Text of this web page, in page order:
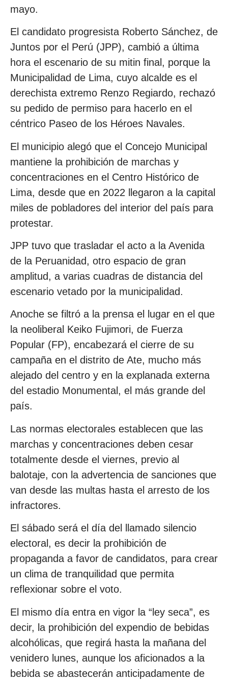
mayo.
El candidato progresista Roberto Sánchez, de
Juntos por el Perú (JPP), cambió a última
hora el escenario de su mitin final, porque la
Municipalidad de Lima, cuyo alcalde es el
derechista extremo Renzo Regiardo, rechazó
su pedido de permiso para hacerlo en el
céntrico Paseo de los Héroes Navales.
El municipio alegó que el Concejo Municipal
mantiene la prohibición de marchas y
concentraciones en el Centro Histórico de
Lima, desde que en 2022 llegaron a la capital
miles de pobladores del interior del país para
protestar.
JPP tuvo que trasladar el acto a la Avenida
de la Peruanidad, otro espacio de gran
amplitud, a varias cuadras de distancia del
escenario vetado por la municipalidad.
Anoche se filtró a la prensa el lugar en el que
la neoliberal Keiko Fujimori, de Fuerza
Popular (FP), encabezará el cierre de su
campaña en el distrito de Ate, mucho más
alejado del centro y en la explanada externa
del estadio Monumental, el más grande del
país.
Las normas electorales establecen que las
marchas y concentraciones deben cesar
totalmente desde el viernes, previo al
balotaje, con la advertencia de sanciones que
van desde las multas hasta el arresto de los
infractores.
El sábado será el día del llamado silencio
electoral, es decir la prohibición de
propaganda a favor de candidatos, para crear
un clima de tranquilidad que permita
reflexionar sobre el voto.
El mismo día entra en vigor la “ley seca”, es
decir, la prohibición del expendio de bebidas
alcohólicas, que regirá hasta la mañana del
venidero lunes, aunque los aficionados a la
bebida se abastecerán anticipadamente de